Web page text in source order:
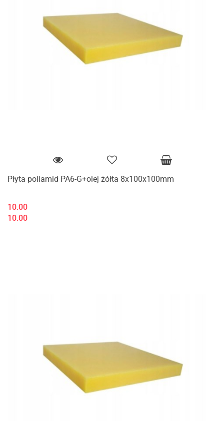
Płyta poliamid PA6-G+olej żółta 8x100x100mm
10.00
10.00